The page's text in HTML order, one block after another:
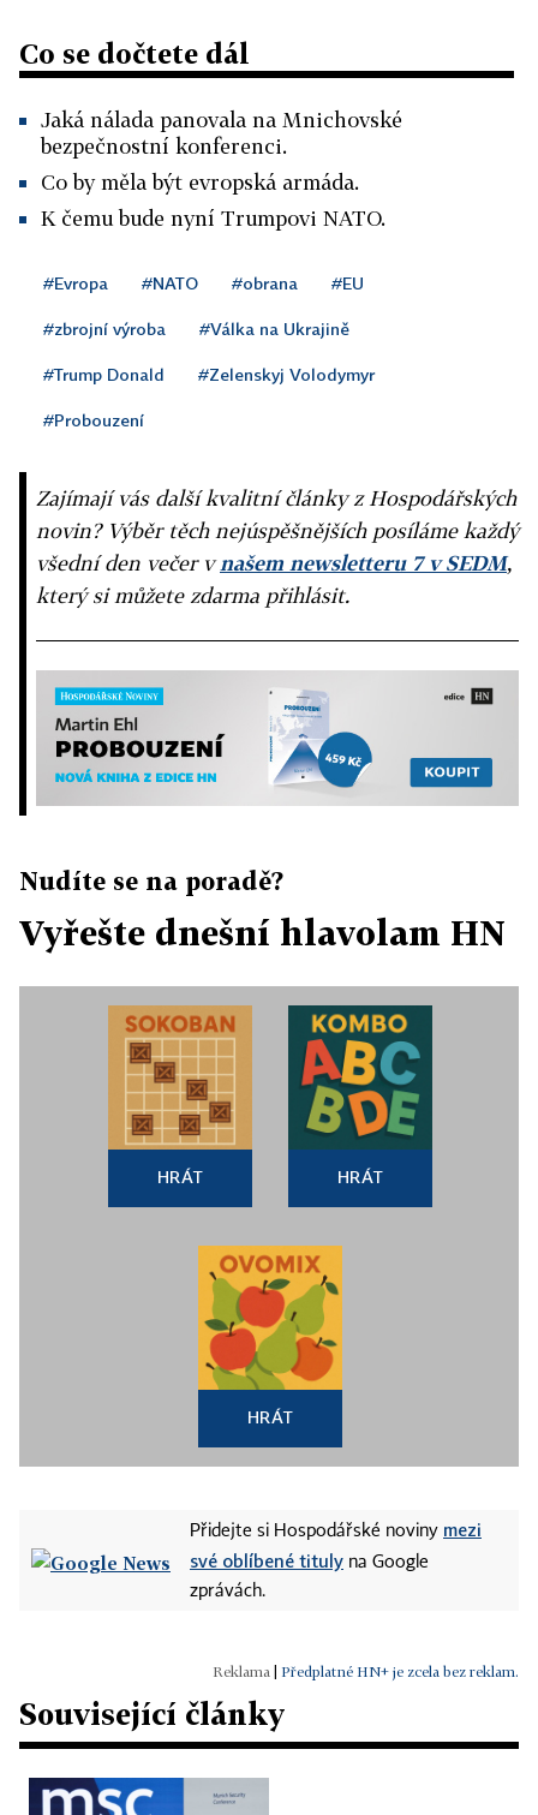
Co se dočtete dál
Jaká nálada panovala na Mnichovské
bezpečnostní konferenci.
Co by měla být evropská armáda.
K čemu bude nyní Trumpovi NATO.
#Evropa #NATO #obrana #EU
#zbrojní výroba #Válka na Ukrajině
#Trump Donald #Zelenskyj Volodymyr
#Probouzení
Zajímají vás další kvalitní články z Hospodářských
novin? Výběr těch nejúspěšnějších posíláme každý
všední den večer vnašem newsletteru 7 v SEDM,
který si můžete zdarma přihlásit.
Nudíte se na poradě?
Vyřešte dnešní hlavolam HN
HRÁT HRÁT
HRÁT
Přidejte si Hospodářské noviny mezi
své oblíbené tituly na Google
zprávách.
Předplatné HN+ je zcela bez reklam.
Související články